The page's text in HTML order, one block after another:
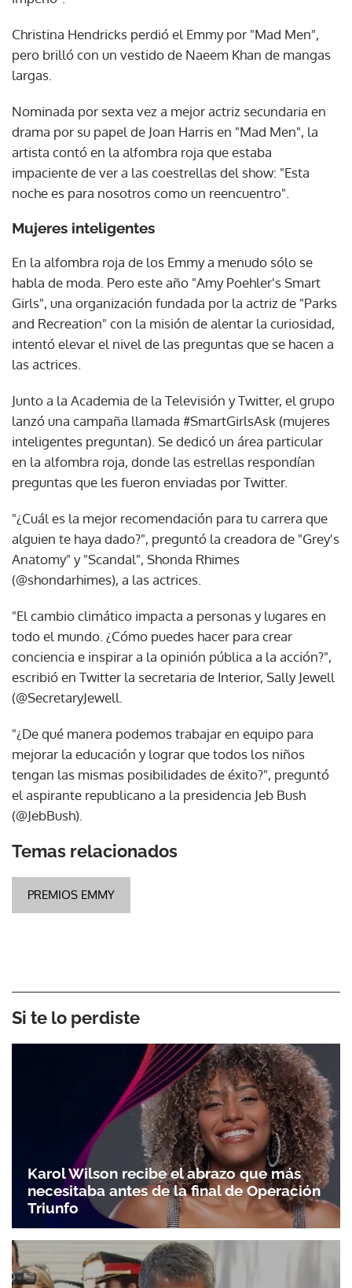
Christina Hendricks perdió el Emmy por "Mad Men",
pero brilló con un vestido de Naeem Khan de mangas
largas.
Nominada por sexta vez a mejor actriz secundaria en
drama por su papel de Joan Harris en "Mad Men", la
artista contó en la alfombra roja que estaba
impaciente de ver a las coestrellas del show: "Esta
noche es para nosotros como un reencuentro".
Mujeres inteligentes
En la alfombra roja de los Emmy a menudo sólo se
habla de moda. Pero este año "Amy Poehler's Smart
Girls", una organización fundada por la actriz de "Parks
and Recreation" con la misión de alentar la curiosidad,
intentó elevar el nivel de las preguntas que se hacen a
las actrices.
Junto a la Academia de la Televisión y Twitter, el grupo
lanzó una campaña llamada #SmartGirlsAsk (mujeres
inteligentes preguntan). Se dedicó un área particular
en la alfombra roja, donde las estrellas respondían
preguntas que les fueron enviadas por Twitter.
"¿Cuál es la mejor recomendación para tu carrera que
alguien te haya dado?", preguntó la creadora de "Grey's
Anatomy" y "Scandal", Shonda Rhimes
(@shondarhimes), a las actrices.
"El cambio climático impacta a personas y lugares en
todo el mundo. ¿Cómo puedes hacer para crear
conciencia e inspirar a la opinión pública a la acción?",
escribió en Twitter la secretaria de Interior, Sally Jewell
(@SecretaryJewell.
"¿De qué manera podemos trabajar en equipo para
mejorar la educación y lograr que todos los niños
tengan las mismas posibilidades de éxito?", preguntó
el aspirante republicano a la presidencia Jeb Bush
(@JebBush).
Temas relacionados
PREMIOS EMMY
Si te lo perdiste
Karol Wilson recibe el abrazo que más
necesitaba antes de la final de Operación
Triunfo